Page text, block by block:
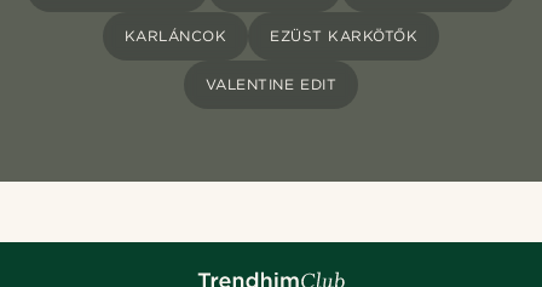
KARLÁNCOK EZÜST KARKÖTŐK
VALENTINE EDIT